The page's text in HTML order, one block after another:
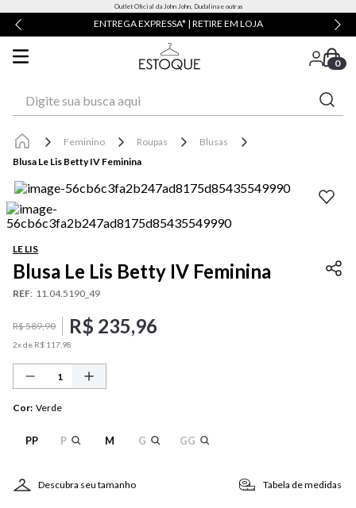
Outlet Oficial da John John, Dudalina e outras
ENTREGA EXPRESSA* | RETIRE EM LOJA
0
Feminino Roupas
Blusas
Blusa Le Lis Betty IV Feminina
LE LIS
Blusa Le Lis Betty IV Feminina
REF: 11.04.5190_49
R$589,90 R$ 235,96
2x de R$ 117 98
Cor: Verde
PP P M G GG
Descubra seu tamanho Tabela de medidas